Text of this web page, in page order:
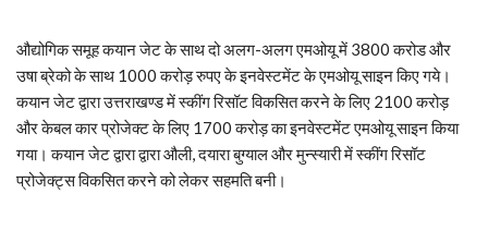
औद्योगिक समूह कयान जेट के साथ दो अलग-अलग एमओयू में 3800 करोड और
उषा ब्रेको के साथ 1000 करोड़ रुपए के इनवेस्टमेंट के एमओयू साइन किए गये।
कयान जेट द्वारा उत्तराखण्ड में स्कींग रिसॉट विकसित करने के लिए 2100 करोड़
और केबल कार प्रोजेक्ट के लिए 1700 करोड़ का इनवेस्टमेंट एमओयू साइन किया
गया। कयान जेट द्वारा द्वारा औली, दयारा बुग्याल और मुन्स्यारी में स्कींग रिसॉट
प्रोजेक्ट्स विकसित करने को लेकर सहमति बनी।